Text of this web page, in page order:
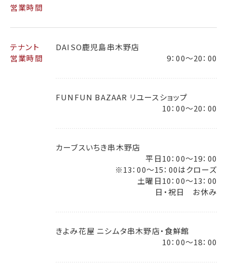
営業時間
テナント
営業時間
DAISO鹿児島串木野店
9：00～20：00
FUNFUN BAZAAR リユースショップ
10：00～20：00
カーブスいちき串木野店
平日10：00～19：00
※13：00～15：00はクローズ
土曜日10：00～13：00
日・祝日 お休み
きよみ花屋 ニシムタ串木野店・食鮮館
10：00～18：00